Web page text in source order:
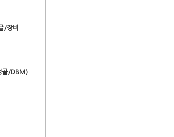
/장비
골/DBM)